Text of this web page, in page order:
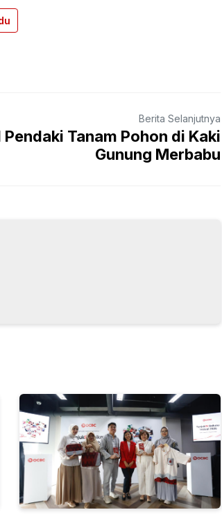
Berita Selanjutnya
Pendaki Tanam Pohon di Kaki
Gunung Merbabu